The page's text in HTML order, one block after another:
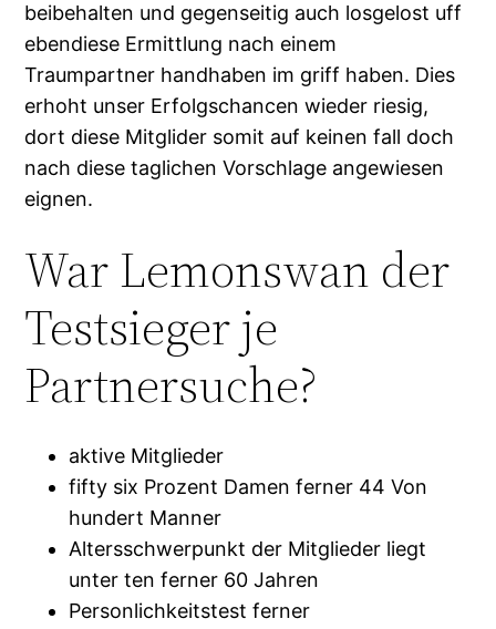
beibehalten und gegenseitig auch losgelost uff
ebendiese Ermittlung nach einem
Traumpartner handhaben im griff haben. Dies
erhoht unser Erfolgschancen wieder riesig,
dort diese Mitglider somit auf keinen fall doch
nach diese taglichen Vorschlage angewiesen
eignen.
War Lemonswan der
Testsieger je
Partnersuche?
aktive Mitglieder
fifty six Prozent Damen ferner 44 Von
hundert Manner
Altersschwerpunkt der Mitglieder liegt
unter ten ferner 60 Jahren
Personlichkeitstest ferner